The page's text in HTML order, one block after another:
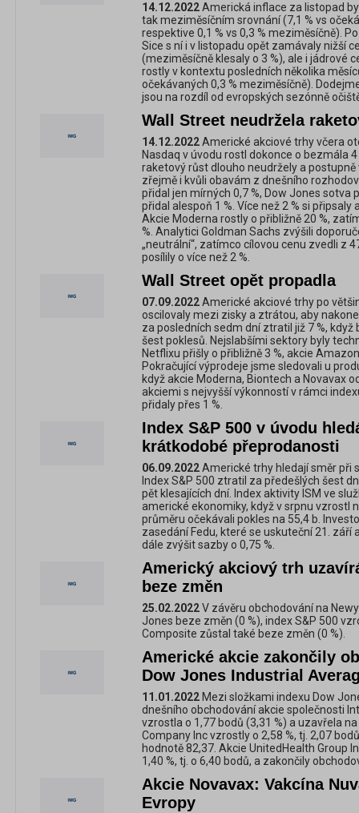
14.12.2022Americká inflace za listopad
tak meziměsíčním srovnání (7,1 % vs
respektive 0,1 % vs 0,3 % meziměsíčně).
Sice s ní i v listopadu opět zamávaly nižší
(meziměsíčně klesaly o 3 %), ale i jádrové
rostly v kontextu posledních několika
očekávaných 0,3 % meziměsíčně).
jsou na rozdíl od evropských sezónně
Wall Street neudržela
14.12.2022Americké akciové trhy včera
Nasdaq v úvodu rostl dokonce o bezmála
raketový růst dlouho neudržely a
zřejmě i kvůli obavám z dnešního
přidal jen mírných 0,7 %, Dow Jones sotva
přidal alespoň 1 %. Více než 2 % si
Akcie Moderna rostly o přibližně 20 %,
%. Analytici Goldman Sachs zvýšili
„neutrální“, zatímco cílovou cenu zvedli z
posílily o více než 2 %.
Wall Street opět propadla
07.09.2022Americké akciové trhy po
oscilovaly mezi zisky a ztrátou, aby
za posledních sedm dní ztratil již 7 %,
šest poklesů. Nejslabšími sektory byly
Netflixu přišly o přibližně 3 %, akcie
Pokračující výprodeje jsme sledovali u
když akcie Moderna, Biontech a Novavax
akciemi s nejvyšší výkonností v rámci
přidaly přes 1 %.
Index S&P 500 v úvodu
krátkodobé přeprodanosti
06.09.2022Americké trhy hledají směr při
Index S&P 500 ztratil za předešlých šest
pět klesajících dní. Index aktivity ISM ve
americké ekonomiky, když v srpnu vzrostl
průměru očekávali pokles na 55,4 b.
zasedání Fedu, které se uskuteční 21. září
dále zvýšit sazby o 0,75 %.
Americký akciový trh
beze změn
25.02.2022V závěru obchodování na
Jones beze změn (0 %), index S&P 500
Composite zůstal také beze změn (0 %).
Americké akcie zakončily
Dow Jones Industrial
11.01.2022 Mezi složkami indexu Dow
dnešního obchodování akcie společnosti
vzrostla o 1,77 bodů (3,31 %) a uzavřela
Company Inc vzrostly o 2,58 %, tj. 2,07
hodnotě 82,37. Akcie UnitedHealth Group
1,40 %, tj. o 6,40 bodů, a zakončily
Akcie Novavax: Vakcína
Evropy